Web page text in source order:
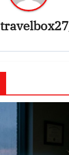
travelbox27_